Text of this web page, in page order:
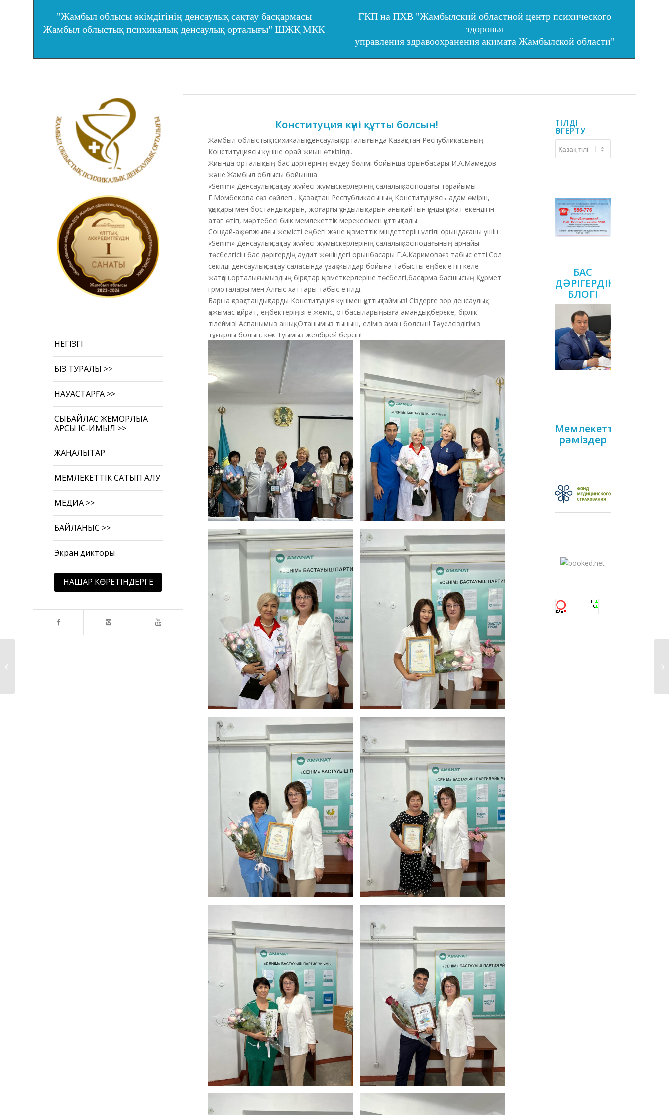
"Жамбыл облысы әкімдігінің денсаулық сақтау басқармасы
Жамбыл облыстық психикалық денсаулық орталығы" ШЖҚ МКК
ГКП на ПХВ "Жамбылский областной центр психического
здоровья
управления здравоохранения акимата Жамбылской области"
НЕГІЗГІ
БІЗ ТУРАЛЫ >>
НАУҚАСТАРҒА >>
СЫБАЙЛАС ЖЕМҚОРЛЫҚҚА
ҚАРСЫ ІС-ҚИМЫЛ >>
ЖАҢАЛЫҚТАР
МЕМЛЕКЕТТІК САТЫП АЛУ
МЕДИА >>
БАЙЛАНЫС >>
Экран дикторы
НАШАР КӨРЕТІНДЕРГЕ
Конституция күні құтты болсын!
Жамбыл облыстық психикалық денсаулық орталығында Қазақстан Республикасының
Конституциясы күніне орай жиын өткізілді.
Жиында орталықтың бас дәрігерінің емдеу бөлімі бойынша орынбасары И.А.Мамедов
және Жамбыл облысы бойынша
«Senim» Денсаулық сақтау жүйесі жұмыскерлерінің салалық кәсіподағы төрайымы
Г.Момбекова сөз сөйлеп , Қазақстан Республикасының Конституциясы адам өмірін,
құқықтары мен бостандықтарын, жоғарғы құндылықтарын анықтайтын құнды құжат екендігін
атап өтіп, мәртебесі биік мемлекеттік мерекесімен құттықтады.
Сондай-ақ көпжылғы жемісті еңбегі және қызметтік міндеттерін үлгілі орындағаны үшін
«Senim» Денсаулық сақтау жүйесі жұмыскерлерінің салалық кәсіподағының арнайы
төсбелгісін бас дәрігердің аудит жөніндегі орынбасары Г.А.Каримоваға табыс етті.Сол
секілді денсаулық сақтау саласында ұзақ жылдар бойына табысты еңбек етіп келе
жатқан,орталығымыздың бірқатар қызметкерлеріне төсбелгі,басқарма басшысың Құрмет
грмоталары мен Алғыс хаттары табыс етілді.
Барша қазақстандықтарды Конституция күнімен құттықтаймыз! Сіздерге зор денсаулық,
қажымас қайрат, еңбектеріңізге жеміс, отбасыларыңызға амандық, береке, бірлік
тілейміз! Аспанымыз ашық, Отанымыз тыныш, еліміз аман болсын! Тәуелсіздігіміз
тұғырлы болып, көк Туымыз желбірей берсін!
ТІЛДІ
ӨЗГЕРТУ
өзгерту
БАС
ДӘРІГЕРДІҢ
БЛОГІ
Мемлекеттік
рәміздер